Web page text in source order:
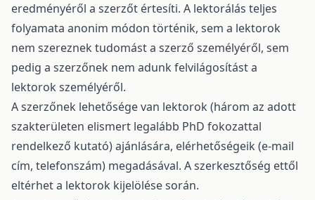
eredményéről a szerzőt értesíti. A lektorálás teljes
folyamata anonim módon történik, sem a lektorok
nem szereznek tudomást a szerző személyéről, sem
pedig a szerzőnek nem adunk felvilágosítást a
lektorok személyéről.
A szerzőnek lehetősége van lektorok (három az adott
szakterületen elismert legalább PhD fokozattal
rendelkező kutató) ajánlására, elérhetőségeik (e-mail
cím, telefonszám) megadásával. A szerkesztőség ettől
eltérhet a lektorok kijelölése során.